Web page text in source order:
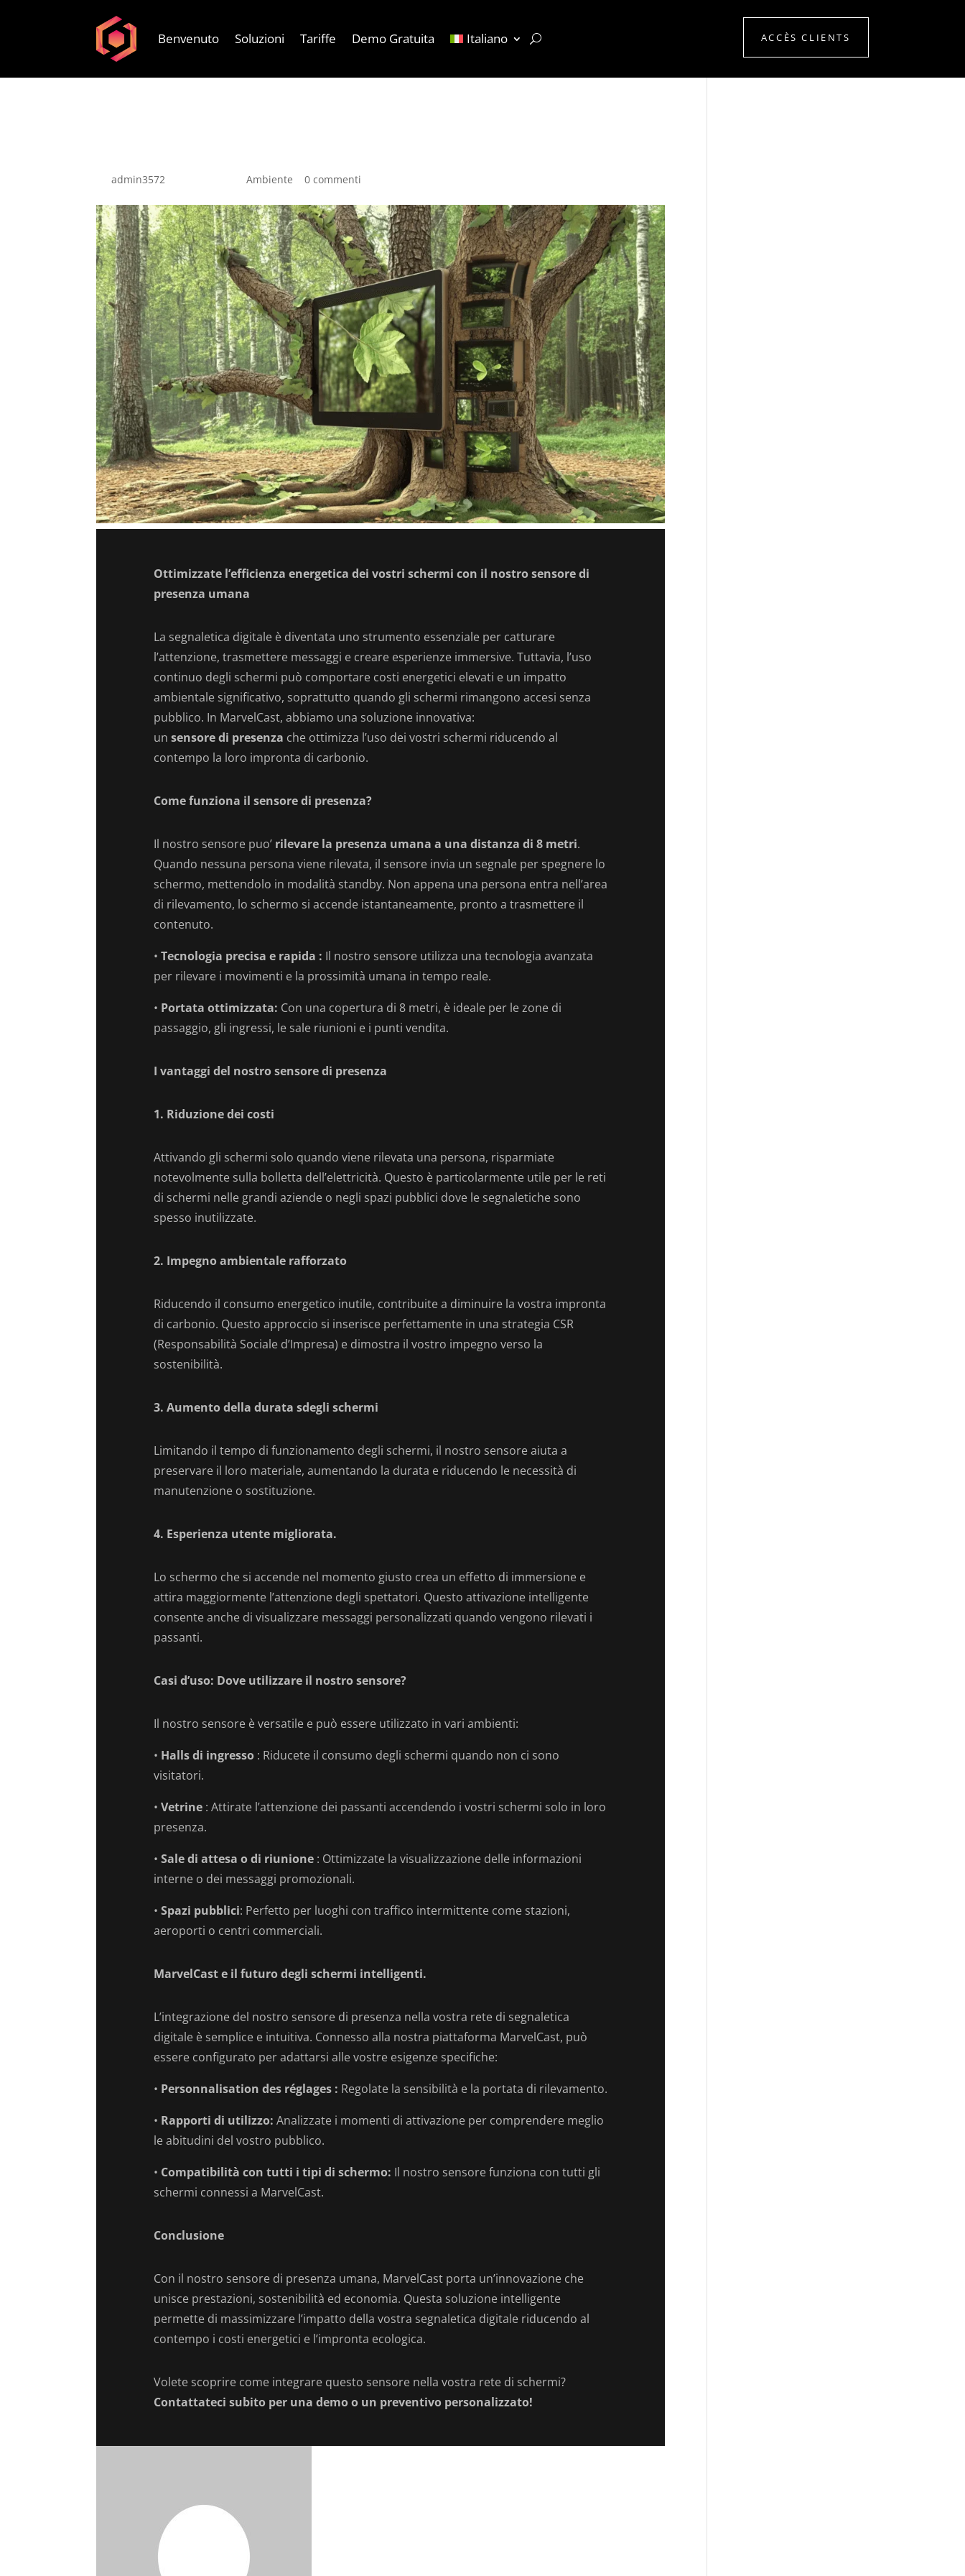
Benvenuto Soluzioni Tariffe Demo Gratuita Italiano ACCÈS CLIENTS
daadmin3572 |Ambiente |0 commenti
Ottimizzate l’efficienza energetica dei vostri schermi con il nostro sensore di
presenza umana
La segnaletica digitale è diventata uno strumento essenziale per catturare
l’attenzione, trasmettere messaggi e creare esperienze immersive. Tuttavia, l’uso
continuo degli schermi può comportare costi energetici elevati e un impatto
ambientale significativo, soprattutto quando gli schermi rimangono accesi senza
pubblico. In MarvelCast, abbiamo una soluzione innovativa:
un sensore di presenza che ottimizza l’uso dei vostri schermi riducendo al
contempo la loro impronta di carbonio.
Come funziona il sensore di presenza?
Il nostro sensore puo’ rilevare la presenza umana a una distanza di 8 metri.
Quando nessuna persona viene rilevata, il sensore invia un segnale per spegnere lo
schermo, mettendolo in modalità standby. Non appena una persona entra nell’area
di rilevamento, lo schermo si accende istantaneamente, pronto a trasmettere il
contenuto.
• Tecnologia precisa e rapida : Il nostro sensore utilizza una tecnologia avanzata
per rilevare i movimenti e la prossimità umana in tempo reale.
• Portata ottimizzata: Con una copertura di 8 metri, è ideale per le zone di
passaggio, gli ingressi, le sale riunioni e i punti vendita.
I vantaggi del nostro sensore di presenza
1. Riduzione dei costi
Attivando gli schermi solo quando viene rilevata una persona, risparmiate
notevolmente sulla bolletta dell’elettricità. Questo è particolarmente utile per le reti
di schermi nelle grandi aziende o negli spazi pubblici dove le segnaletiche sono
spesso inutilizzate.
2. Impegno ambientale rafforzato
Riducendo il consumo energetico inutile, contribuite a diminuire la vostra impronta
di carbonio. Questo approccio si inserisce perfettamente in una strategia CSR
(Responsabilità Sociale d’Impresa) e dimostra il vostro impegno verso la
sostenibilità.
3. Aumento della durata sdegli schermi
Limitando il tempo di funzionamento degli schermi, il nostro sensore aiuta a
preservare il loro materiale, aumentando la durata e riducendo le necessità di
manutenzione o sostituzione.
4. Esperienza utente migliorata.
Lo schermo che si accende nel momento giusto crea un effetto di immersione e
attira maggiormente l’attenzione degli spettatori. Questo attivazione intelligente
consente anche di visualizzare messaggi personalizzati quando vengono rilevati i
passanti.
Casi d’uso: Dove utilizzare il nostro sensore?
Il nostro sensore è versatile e può essere utilizzato in vari ambienti:
• Halls di ingresso: Riducete il consumo degli schermi quando non ci sono
visitatori.
• Vetrine: Attirate l’attenzione dei passanti accendendo i vostri schermi solo in loro
presenza.
• Sale di attesa o di riunione: Ottimizzate la visualizzazione delle informazioni
interne o dei messaggi promozionali.
• Spazi pubblici: Perfetto per luoghi con traffico intermittente come stazioni,
aeroporti o centri commerciali.
MarvelCast e il futuro degli schermi intelligenti.
L’integrazione del nostro sensore di presenza nella vostra rete di segnaletica
digitale è semplice e intuitiva. Connesso alla nostra piattaforma MarvelCast, può
essere configurato per adattarsi alle vostre esigenze specifiche:
• Personnalisation des réglages : Regolate la sensibilità e la portata di rilevamento.
• Rapporti di utilizzo: Analizzate i momenti di attivazione per comprendere meglio
le abitudini del vostro pubblico.
• Compatibilità con tutti i tipi di schermo: Il nostro sensore funziona con tutti gli
schermi connessi a MarvelCast.
Conclusione
Con il nostro sensore di presenza umana, MarvelCast porta un’innovazione che
unisce prestazioni, sostenibilità ed economia. Questa soluzione intelligente
permette di massimizzare l’impatto della vostra segnaletica digitale riducendo al
contempo i costi energetici e l’impronta ecologica.
Volete scoprire come integrare questo sensore nella vostra rete di schermi?
Contattateci subito per una demo o un preventivo personalizzato!